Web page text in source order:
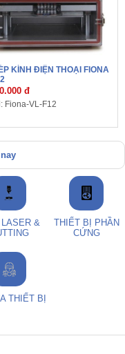
KÍNH ĐIỆN THOẠI FIONA
đ
Fiona-VL-F12
&
THIẾT BỊ PHẦN
CỨNG
THIẾT BỊ